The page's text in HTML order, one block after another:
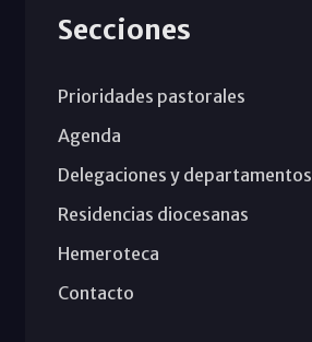
Secciones
Prioridades pastorales
Agenda
Delegaciones y departamentos
Residencias diocesanas
Hemeroteca
Contacto